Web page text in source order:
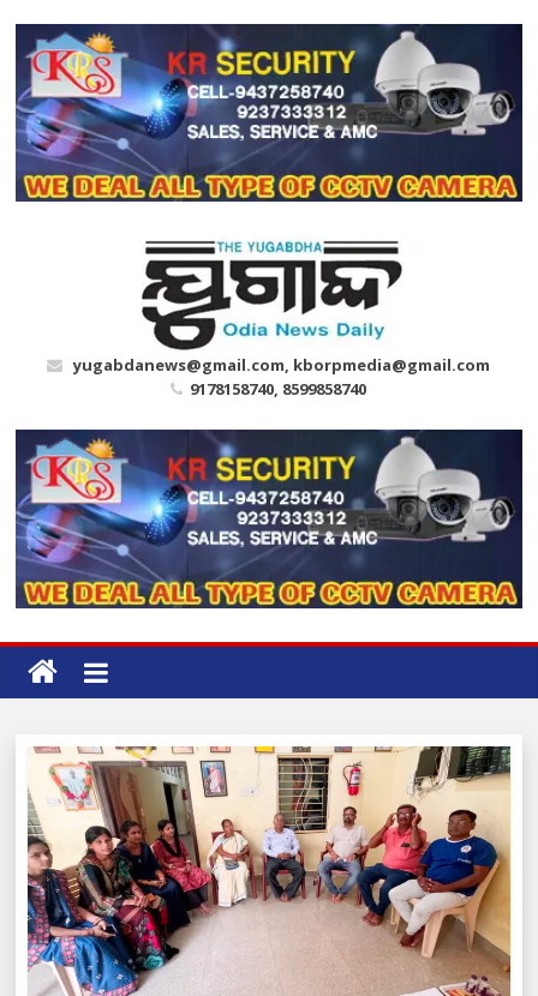
content
yugabdanews@gmail.com, kborpmedia@gmail.com
9178158740, 8599858740